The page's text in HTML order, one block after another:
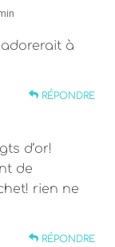
à
RÉPONDRE
d’or!
de
rien ne
RÉPONDRE